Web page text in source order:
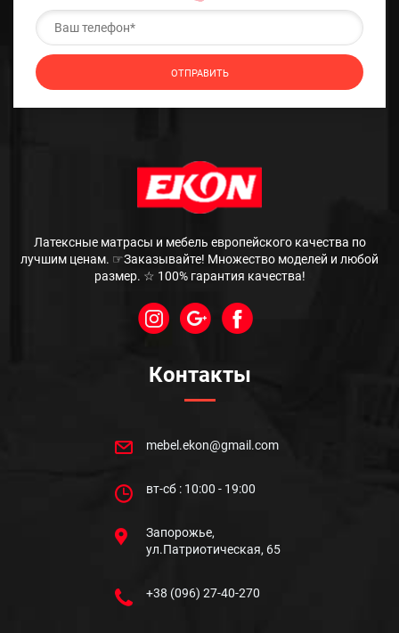
Латексные матрасы и мебель европейского качества по
лучшим ценам. ☞Заказывайте! Множество моделей и любой
размер. ☆ 100% гарантия качества!
Контакты
mebel.ekon@gmail.com
вт-сб : 10:00 - 19:00
Запорожье,
ул.Патриотическая, 65
+38 (096) 27-40-270